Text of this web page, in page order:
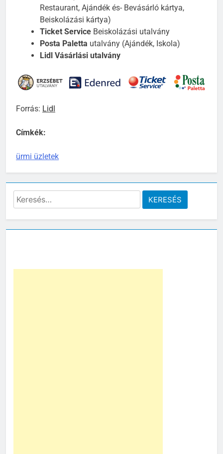
Restaurant, Ajándék és- Bevásárló kártya,
Beiskolázási kártya)
Ticket Service Beiskolázási utalvány
Posta Paletta utalvány (Ajándék, Iskola)
Lidl Vásárlási utalvány
Forrás: Lidl
Címkék:
ürmi üzletek
Keresés: